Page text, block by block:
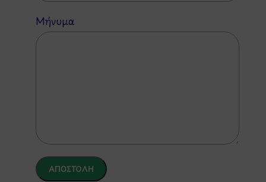
Μήνυμα